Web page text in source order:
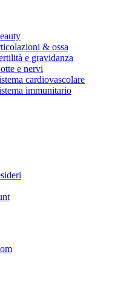
& ossa
e gravidanza
e nervi
cardiovascolare
immunitario